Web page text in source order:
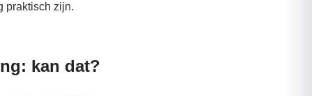
praktisch zijn.
kan dat?